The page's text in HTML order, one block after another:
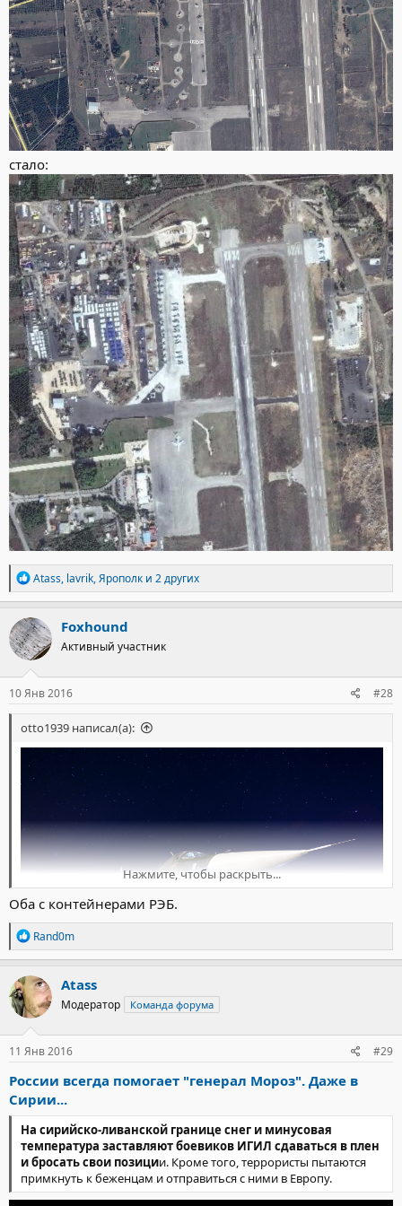
стало:
Р
е
а
к
ц
и
и
:
Atass, lavrik,Ярополк и 2 других
Foxhound
Активный участник
10 Янв 2016 #28
otto1939 написал(а):
Нажмите, чтобы раскрыть...
Оба с контейнерами РЭБ.
Р
е
а
к
ц
и
и
:
Rand0m
Atass
Модератор Команда форума
11 Янв 2016 #29
России всегда помогает "генерал Мороз". Даже в
Сирии...
На сирийско-ливанской границе снег и минусовая
температура заставляют боевиков ИГИЛ сдаваться в плен
и бросать свои позиции. Кроме того, террористы пытаются
примкнуть к беженцам и отправиться с ними в Европу.